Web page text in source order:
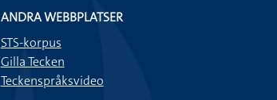
ANDRA WEBBPLATSER
STS-korpus
Gilla Tecken
Teckenspråksvideo